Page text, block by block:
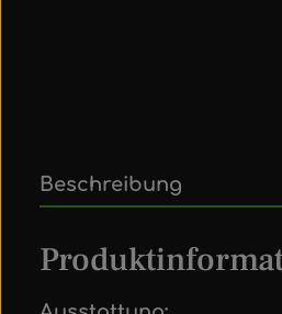
Beschreibung